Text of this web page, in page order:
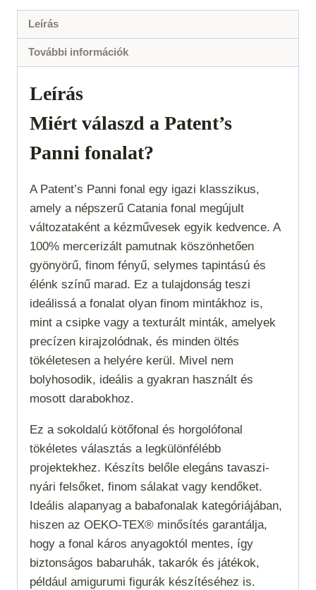
mennyiség
Leírás
További információk
Leírás
Miért válaszd a Patent’s
Panni fonalat?
A Patent’s Panni fonal egy igazi klasszikus,
amely a népszerű Catania fonal megújult
változataként a kézművesek egyik kedvence. A
100% mercerizált pamutnak köszönhetően
gyönyörű, finom fényű, selymes tapintású és
élénk színű marad. Ez a tulajdonság teszi
ideálissá a fonalat olyan finom mintákhoz is,
mint a csipke vagy a texturált minták, amelyek
precízen kirajzolódnak, és minden öltés
tökéletesen a helyére kerül. Mivel nem
bolyhosodik, ideális a gyakran használt és
mosott darabokhoz.
Ez a sokoldalú kötőfonal és horgolófonal
tökéletes választás a legkülönfélébb
projektekhez. Készíts belőle elegáns tavaszi-
nyári felsőket, finom sálakat vagy kendőket.
Ideális alapanyag a babafonalak kategóriájában,
hiszen az OEKO-TEX® minősítés garantálja,
hogy a fonal káros anyagoktól mentes, így
biztonságos babaruhák, takarók és játékok,
például amigurumi figurák készítéséhez is.